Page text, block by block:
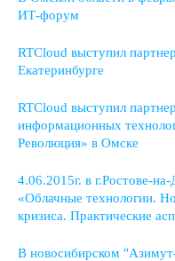
ИТ-форум
RTCloud выступил
Екатеринбурге
RTCloud выступил
информационных
Революция» в Омске
4.06.2015г. в г.Ростове-
«Облачные технологии.
кризиса. Практические
В новосибирском